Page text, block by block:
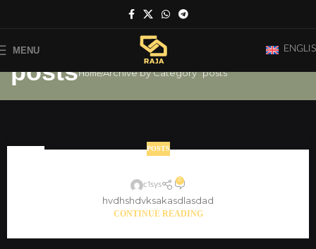
MENU
postsHomeArchive by Category "posts"
POSTS
c1sys 0
hvdhshdvksakasdlasdad
CONTINUE READING